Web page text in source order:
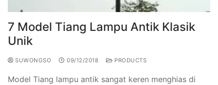
7 Model Tiang Lampu Antik Klasik
Unik
SUWONGSO 09/12/2018 PRODUCTS
Model Tiang lampu antik sangat keren menghias di